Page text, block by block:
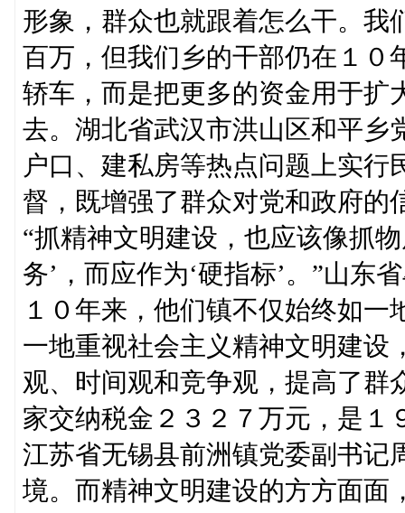
形象，群众也就跟着怎么干。我
百万，但我们乡的干部仍在１０
轿车，而是把更多的资金用于扩
去。湖北省武汉市洪山区和平乡
户口、建私房等热点问题上实
督，既增强了群众对党和政府的
“抓精神文明建设，也应该像抓
务’，而应作为‘硬指标’。”山东
１０年来，他们镇不仅始终如
一地重视社会主义精神文明建设
观、时间观和竞争观，提高了群
家交纳税金２３２７万元，是１
江苏省无锡县前洲镇党委副书记
境。而精神文明建设的方方面面